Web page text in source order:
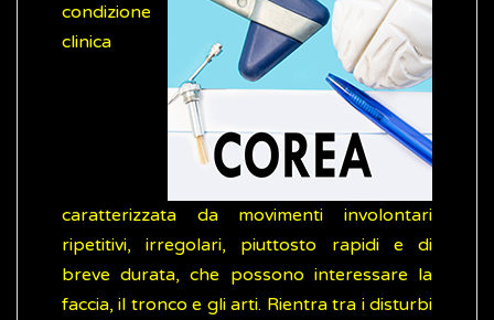
condizione
clinica
caratterizzata da movimenti involontari
ripetitivi, irregolari, piuttosto rapidi e di
breve durata, che possono interessare la
faccia, il tronco e gli arti. Rientra tra i disturbi